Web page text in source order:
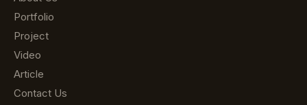
Portfolio
Project
Video
Article
Contact Us